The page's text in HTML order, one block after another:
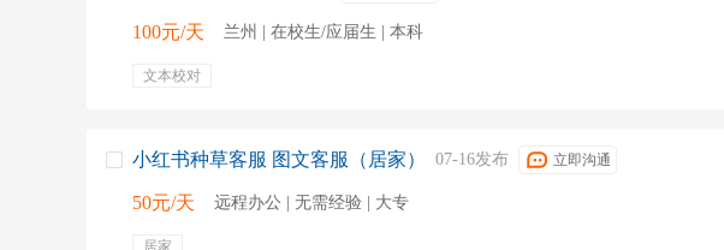
100元/天 兰州 | 在校生/应届生 | 本科
文本校对
小红书种草客服 图文客服（居家） 07-16发布 立即沟通
50元/天 远程办公 | 无需经验 | 大专
居家